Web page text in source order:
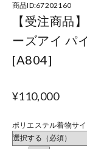
商品ID:67202160
【受注商品
ーズアイ パ
[A804]
¥110,000
ポリエステル着物サ